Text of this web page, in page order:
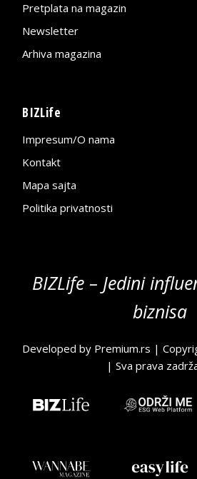
Pretplata na magazin
Newsletter
Arhiva magazina
BIZLife
Impresum/O nama
Kontakt
Mapa sajta
Politika privatnosti
BIZLife – Jedini
biznisa
Developed by Premium.rs |
| Sva prava